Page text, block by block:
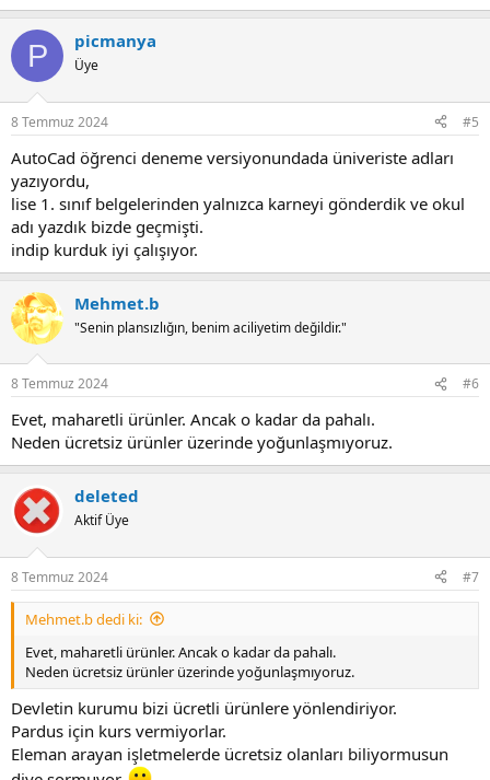
P picmanya
Üye
8 Temmuz 2024 #5
AutoCad öğrenci deneme versiyonundada üniveriste adları
yazıyordu,
lise 1. sınıf belgelerinden yalnızca karneyi gönderdik ve okul
adı yazdık bizde geçmişti.
indip kurduk iyi çalışıyor.
Mehmet.b
"Senin plansızlığın, benim aciliyetim değildir."
8 Temmuz 2024 #6
Evet, maharetli ürünler. Ancak o kadar da pahalı.
Neden ücretsiz ürünler üzerinde yoğunlaşmıyoruz.
deleted
Aktif Üye
8 Temmuz 2024 #7
Mehmet.b dedi ki:
Evet, maharetli ürünler. Ancak o kadar da pahalı.
Neden ücretsiz ürünler üzerinde yoğunlaşmıyoruz.
Devletin kurumu bizi ücretli ürünlere yönlendiriyor.
Pardus için kurs vermiyorlar.
Eleman arayan işletmelerde ücretsiz olanları biliyormusun